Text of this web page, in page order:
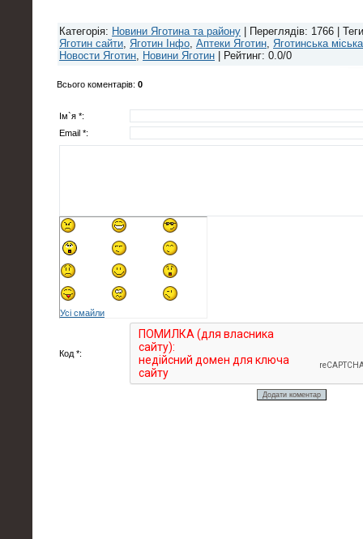
Категорія: Новини Яготина та району Переглядів: 1766 | Теги
Яготин сайти, Яготин Інфо, Аптеки Яготин, Яготинська
Новости Яготин, Новини Яготин Рейтинг: 0.0/0
Всього коментарів: 0
Ім`я *:
Email *:
Усі смайли
Код *: